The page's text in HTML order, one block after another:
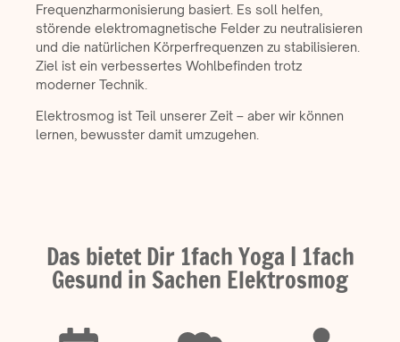
Frequenzharmonisierung basiert. Es soll helfen,
störende elektromagnetische Felder zu neutralisieren
und die natürlichen Körperfrequenzen zu stabilisieren.
Ziel ist ein verbessertes Wohlbefinden trotz
moderner Technik.
Elektrosmog ist Teil unserer Zeit – aber wir können
lernen, bewusster damit umzugehen.
Das bietet Dir 1fach Yoga | 1fach
Gesund in Sachen Elektrosmog